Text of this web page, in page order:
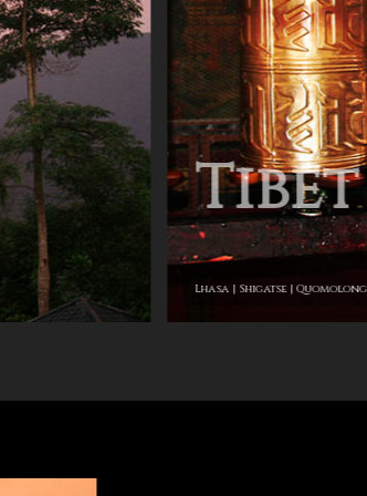
Tibet
Lhasa | Shigatse |